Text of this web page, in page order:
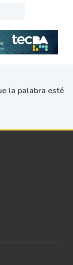
la palabra esté